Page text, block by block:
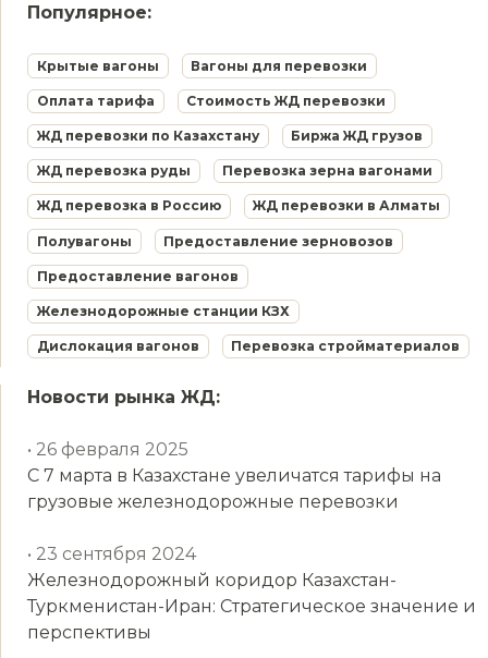
Популярное:
Крытые вагоны Вагоны для перевозки
Оплата тарифа Стоимость ЖД перевозки
ЖД перевозки по Казахстану Биржа ЖД грузов
ЖД перевозка руды Перевозка зерна вагонами
ЖД перевозка в Россию ЖД перевозки в Алматы
Полувагоны Предоставление зерновозов
Предоставление вагонов
Железнодорожные станции КЗХ
Дислокация вагонов Перевозка стройматериалов
Новости рынка ЖД:
• 26 февраля 2025
С 7 марта в Казахстане увеличатся тарифы на
грузовые железнодорожные перевозки
• 23 сентября 2024
Железнодорожный коридор Казахстан-
Туркменистан-Иран: Стратегическое значение и
перспективы